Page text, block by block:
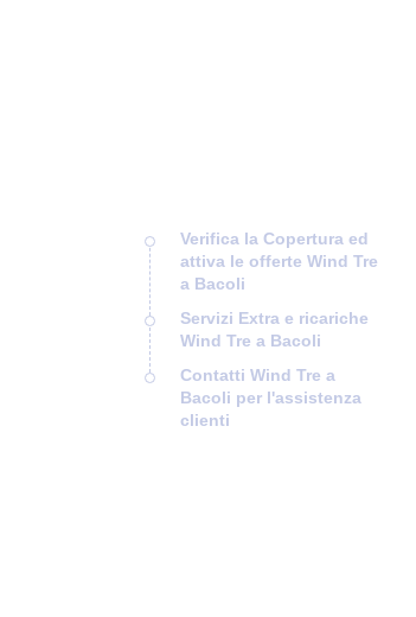
Verifica la Copertura ed
attiva le offerte Wind Tre
a Bacoli
Servizi Extra e ricariche
Wind Tre a Bacoli
Contatti Wind Tre a
Bacoli per l'assistenza
clienti